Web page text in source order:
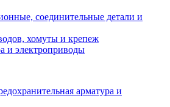
соединительные детали и
хомуты и крепеж
и электроприводы
арматура и